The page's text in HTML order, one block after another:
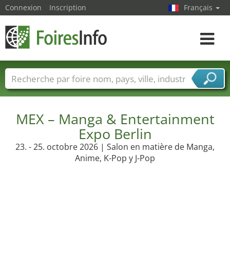
MEX – Manga & Entertainment
Expo Berlin
23. - 25. octobre 2026 | Salon en matière de Manga,
Anime, K-Pop y J-Pop
Connexion Inscription Français
Toggle
Foire noms Pays Villes
Secteurs de foire